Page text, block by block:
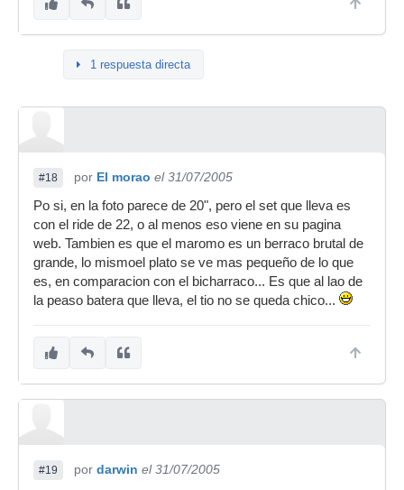
1 respuesta directa
#18 por El morao el 31/07/2005
Po si, en la foto parece de 20", pero el set que lleva es
con el ride de 22, o al menos eso viene en su pagina
web. Tambien es que el maromo es un berraco brutal de
grande, lo mismoel plato se ve mas pequeño de lo que
es, en comparacion con el bicharraco... Es que al lao de
la peaso batera que lleva, el tio no se queda chico...
#19 por darwin el 31/07/2005